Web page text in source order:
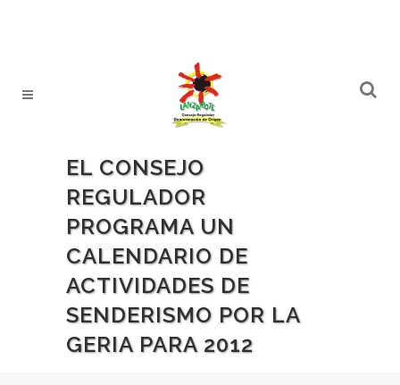
EL CONSEJO
REGULADOR
PROGRAMA UN
CALENDARIO DE
ACTIVIDADES DE
SENDERISMO POR LA
GERIA PARA 2012